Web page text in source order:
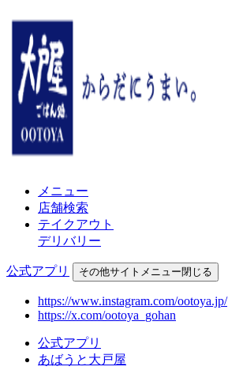
メニュー
店舗検索
テイクアウト
デリバリー
公式アプリ その他サイトメニュー閉じる
https://www.instagram.com/ootoya.jp/
https://x.com/ootoya_gohan
公式アプリ
あばうと大戸屋